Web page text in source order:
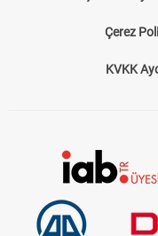
Çerez
KVKK